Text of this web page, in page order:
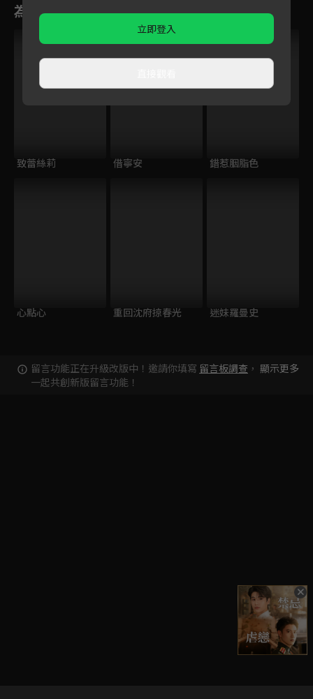
為您推薦
致蕾絲莉 借寧安 錯惹胭脂色
心點心 重回沈府掠春光 迷妹羅曼史
留言功能正在升級改版中！邀請你填寫 留言板調查 ，
一起共創新版留言功能！
顯示更多
立即登入